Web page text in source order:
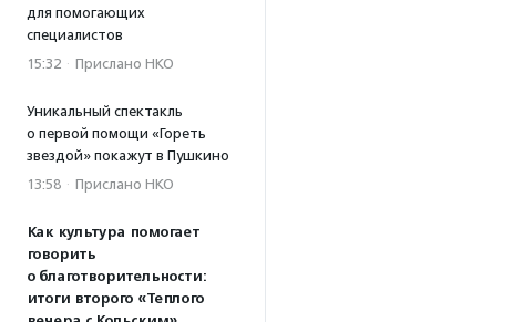
для помогающих
специалистов
15:32 · Прислано НКО
Уникальный спектакль
о первой помощи «Гореть
звездой» покажут в Пушкино
13:58 · Прислано НКО
Как культура помогает
говорить
о благотворительности:
итоги второго «Теплого